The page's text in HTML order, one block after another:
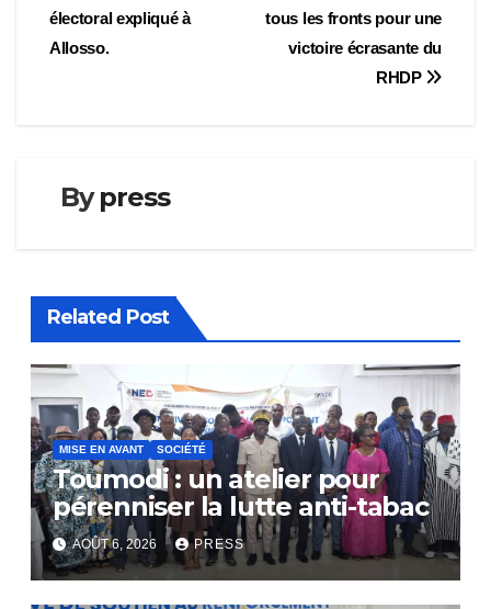
de
l’article
tous les fronts pour une
victoire écrasante du
RHDP
électoral expliqué à
Allosso.
Bypress
Related Post
MISE EN AVANT SOCIÉTÉ
Toumodi : un atelier pour
pérenniser la lutte anti-tabac
AOÛT 6, 2026 PRESS